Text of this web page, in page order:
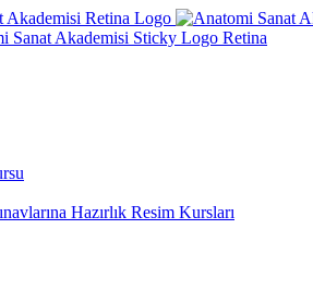
Hazırlık Resim Kursları